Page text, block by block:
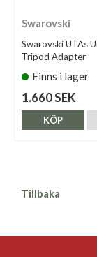
Swarovski
Swarovski UTAs
Tripod Adapter
Finns i lager
1.660 SEK
KÖP
Tillbaka